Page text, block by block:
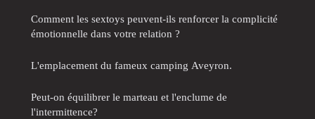
Comment les sextoys peuvent-ils renforcer la complicité
émotionnelle dans votre relation ?
L'emplacement du fameux camping Aveyron.
Peut-on équilibrer le marteau et l'enclume de
l'intermittence?